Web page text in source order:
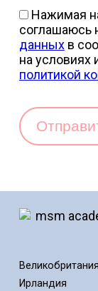
Нажимая на
соглашаюсь
данныхв
на условиях
политикой
Великобритания
Ирландия